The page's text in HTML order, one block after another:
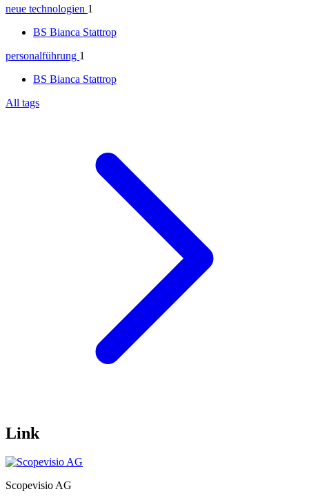
neue technologien 1
BS Bianca Stattrop
personalführung 1
BS Bianca Stattrop
All tags
Link
Scopevisio AG